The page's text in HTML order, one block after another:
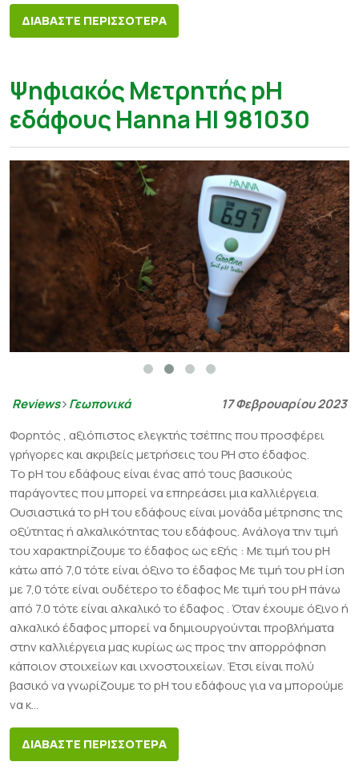
ΔΙΑΒΑΣΤΕ ΠΕΡΙΣΣΟΤΕΡΑ
Ψηφιακός Μετρητής pH
εδάφους Hanna HI 981030
Reviews Γεωπονικά
17 Φεβρουαρίου 2023
Φορητός , αξιόπιστος ελεγκτής τσέπης που προσφέρει
γρήγορες και ακριβείς μετρήσεις του PH στο έδαφος.
Το pH του εδάφους είναι ένας από τους βασικούς
παράγοντες που μπορεί να επηρεάσει μια καλλιέργεια.
Ουσιαστικά το pH του εδάφους είναι μονάδα μέτρησης της
οξύτητας ή αλκαλικότητας του εδάφους. Ανάλογα την τιμή
του χαρακτηρίζουμε το έδαφος ως εξής : Με τιμή του pH
κάτω από 7,0 τότε είναι όξινο το έδαφος Με τιμή του pH ίση
με 7,0 τότε είναι ουδέτερο το έδαφος Με τιμή του pH πάνω
από 7.0 τότε είναι αλκαλικό το έδαφος . Όταν έχουμε όξινο ή
αλκαλικό έδαφος μπορεί να δημιουργούνται προβλήματα
στην καλλιέργεια μας κυρίως ως προς την απορρόφηση
κάποιον στοιχείων και ιχνοστοιχείων. Έτσι είναι πολύ
βασικό να γνωρίζουμε το pH του εδάφους για να μπορούμε
να κ...
ΔΙΑΒΑΣΤΕ ΠΕΡΙΣΣΟΤΕΡΑ